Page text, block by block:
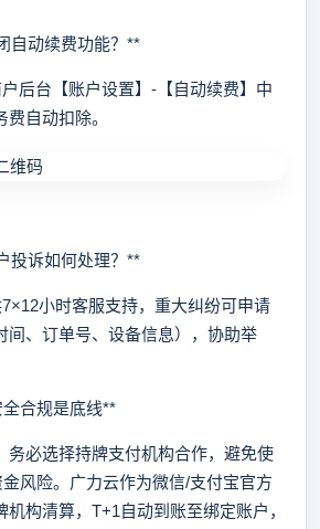
动续费功能？**
台【账户设置】-【自动续费】中
自动扣除。
诉如何处理？**
小时客服支持，重大纠纷可申请
间、订单号、设备信息），协助举
合规是底线**
必选择持牌支付机构合作，避免使
金风险。广力云作为微信/支付宝官方
构清算，T+1自动到账至绑定账户，